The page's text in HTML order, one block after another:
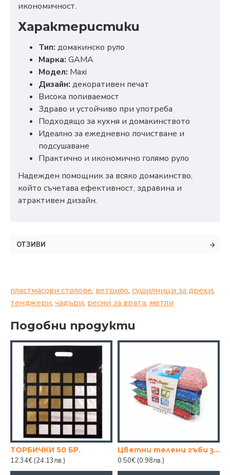
икономичност.
Характеристики
Тип: домакинско руло
Марка: GAMA
Модел: Maxi
Дизайн: декоративен печат
Висока попиваемост
Здраво и устойчиво при употреба
Подходящо за кухня и домакинството
Идеално за ежедневно почистване и
подсушаване
Практично и икономично голямо руло
Надежден помощник за всяко домакинство,
който съчетава ефективност, здравина и
атрактивен дизайн.
ОТЗИВИ
пластмасови столове, ветрило, сушилници за дрехи,
тенджери, чадъри, ресни за врата, метли
Подобни продукти
ТОРБИЧКИ 50 БР.
12.34€ (24.13лв.)
Цветни телени гъби за упорити замърсявания (4 броя)
0.50€ (0.98лв.)